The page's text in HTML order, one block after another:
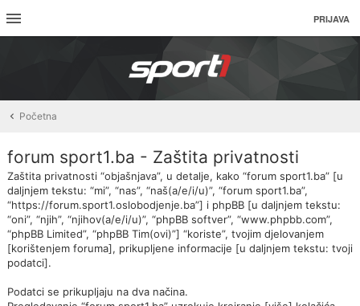
PRIJAVA
Početna
forum sport1.ba - Zaštita privatnosti
Zaštita privatnosti “objašnjava”, u detalje, kako “forum sport1.ba” [u
daljnjem tekstu: “mi”, “nas”, “naš(a/e/i/u)”, “forum sport1.ba”,
“https://forum.sport1.oslobodjenje.ba”] i phpBB [u daljnjem tekstu:
“oni”, “njih”, “njihov(a/e/i/u)”, “phpBB softver”, “www.phpbb.com”,
“phpBB Limited”, “phpBB Tim(ovi)”] “koriste”, tvojim djelovanjem
[korištenjem foruma], prikupljene informacije [u daljnjem tekstu: tvoji
podatci].
Podatci se prikupljaju na dva načina.